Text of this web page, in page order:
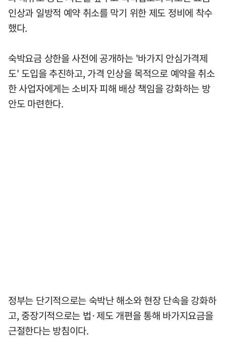
인상과 일방적 예약 취소를 막기 위한 제도 정비에 착수
했다.
숙박요금 상한을 사전에 공개하는 '바가지 안심가격제
도' 도입을 추진하고, 가격 인상을 목적으로 예약을 취소
한 사업자에게는 소비자 피해 배상 책임을 강화하는 방
안도 마련한다.
정부는 단기적으로는 숙박난 해소와 현장 단속을 강화하
고, 중장기적으로는 법·제도 개편을 통해 바가지요금을
근절한다는 방침이다.